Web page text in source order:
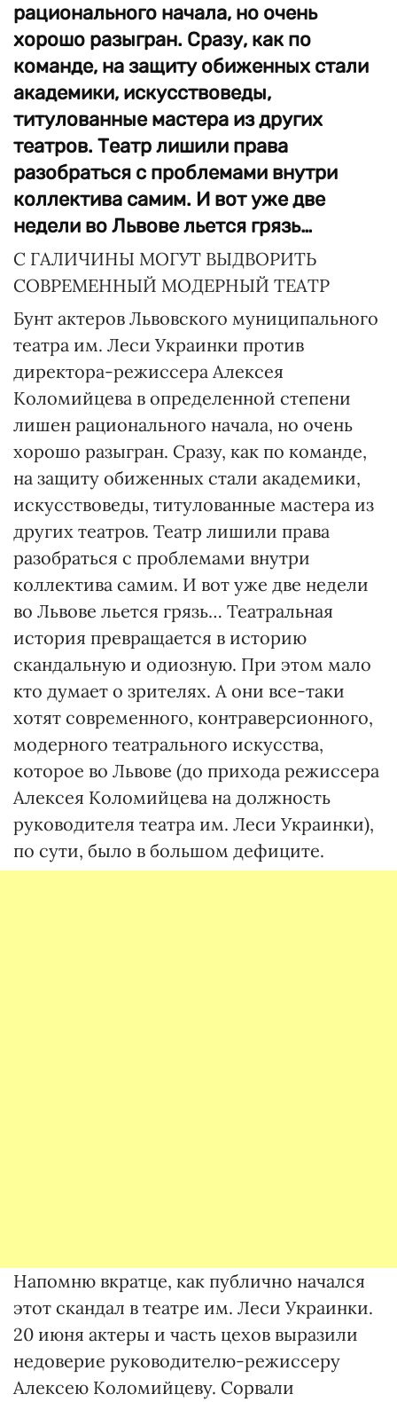
рационального начала, но очень
хорошо разыгран. Сразу, как по
команде, на защиту обиженных стали
академики, искусствоведы,
титулованные мастера из других
театров. Театр лишили права
разобраться с проблемами внутри
коллектива самим. И вот уже две
недели во Львове льется грязь…
С ГАЛИЧИНЫ МОГУТ ВЫДВОРИТЬ
СОВРЕМЕННЫЙ МОДЕРНЫЙ ТЕАТР
Бунт актеров Львовского муниципального
театра им. Леси Украинки против
директора-режиссера Алексея
Коломийцева в определенной степени
лишен рационального начала, но очень
хорошо разыгран. Сразу, как по команде,
на защиту обиженных стали академики,
искусствоведы, титулованные мастера из
других театров. Театр лишили права
разобраться с проблемами внутри
коллектива самим. И вот уже две недели
во Львове льется грязь… Театральная
история превращается в историю
скандальную и одиозную. При этом мало
кто думает о зрителях. А они все-таки
хотят современного, контраверсионного,
модерного театрального искусства,
которое во Львове (до прихода режиссера
Алексея Коломийцева на должность
руководителя театра им. Леси Украинки),
по сути, было в большом дефиците.
Напомню вкратце, как публично начался
этот скандал в театре им. Леси Украинки.
20 июня актеры и часть цехов выразили
недоверие руководителю-режиссеру
Алексею Коломийцеву. Сорвали